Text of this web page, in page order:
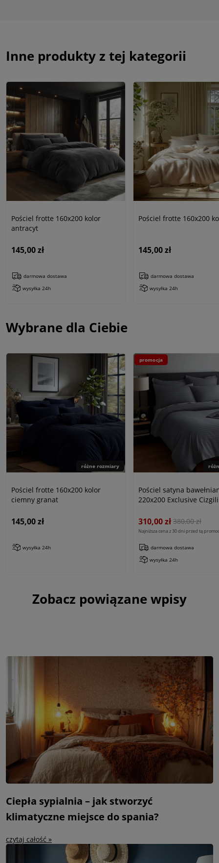
Inne produkty z tej kategorii
Pościel frotte 160x200 kolor
antracyt
145,00 zł
darmowa dostawa
wysyłka 24h
Pościel frotte 160x200
145,00 zł
darmowa dostawa
wysyłka 24h
Wybrane dla Ciebie
różne rozmiary
Pościel frotte 160x200 kolor
ciemny granat
145,00 zł
wysyłka 24h
Pościel satyna
220x200 Exclusive
310,00 zł 380,00 zł
Najniższa cena z 30 dni przed tą
darmowa dostawa
wysyłka 24h
promocja
Zobacz powiązane wpisy
Ciepła sypialnia – jak stworzyć
klimatyczne miejsce do spania?
czytaj całość »